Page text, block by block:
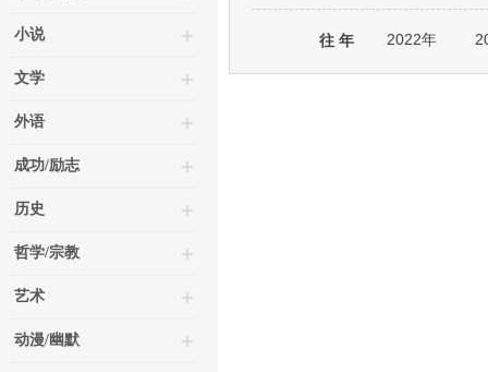
小说
文学
外语
成功/励志
历史
哲学/宗教
艺术
动漫/幽默
往 年 2022年